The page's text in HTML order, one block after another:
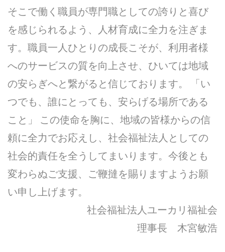
そこで働く職員が専門職としての誇りと喜び
を感じられるよう、人材育成に全力を注ぎま
す。職員一人ひとりの成長こそが、利用者様
へのサービスの質を向上させ、ひいては地域
の安らぎへと繋がると信じております。 「い
つでも、誰にとっても、安らげる場所である
こと」 この使命を胸に、地域の皆様からの信
頼に全力でお応えし、社会福祉法人としての
社会的責任を全うしてまいります。今後とも
変わらぬご支援、ご鞭撻を賜りますようお願
い申し上げます。
社会福祉法人ユーカリ福祉会
理事長 木宮敏浩